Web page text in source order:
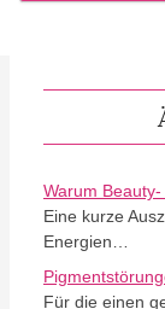
Warum
Eine kurze
Energien…
Für die einen